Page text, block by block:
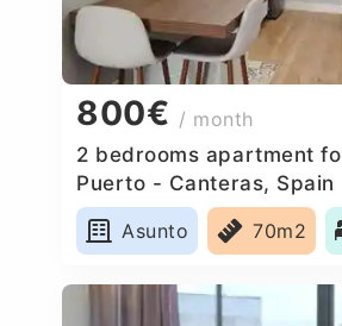
800€ / month
2 bedrooms apartment
Puerto - Canteras, Spain
Asunto
70m2